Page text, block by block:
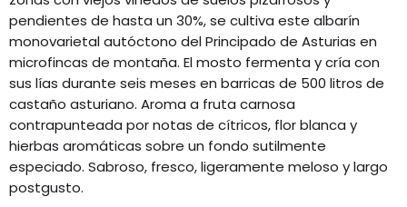
pendientes de hasta un 30%, se cultiva este albarín
monovarietal autóctono del Principado de Asturias en
microfincas de montaña. El mosto fermenta y cría con
sus lías durante seis meses en barricas de 500 litros de
castaño asturiano. Aroma a fruta carnosa
contrapunteada por notas de cítricos, flor blanca y
hierbas aromáticas sobre un fondo sutilmente
especiado. Sabroso, fresco, ligeramente meloso y largo
postgusto.